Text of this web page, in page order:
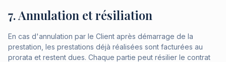
7. Annulation et résiliation
En cas d'annulation par le Client après démarrage de la
prestation, les prestations déjà réalisées sont facturées au
prorata et restent dues. Chaque partie peut résilier le contrat